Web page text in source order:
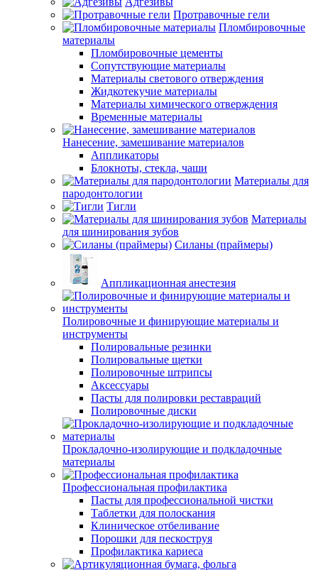
Протравочные гели
Пломбировочные
материалы
Пломбировочные цементы
Сопутствующие материалы
Материалы светового отверждения
Жидкотекучие материалы
Материалы химического отверждения
Временные материалы
Нанесение, замешивание материалов
Аппликаторы
Блокноты, стекла, чаши
Материалы для
пародонтологии
Тигли
Материалы
для шинирования зубов
Силаны (праймеры)
Аппликационная анестезия
Полировочные и финирующие материалы и
инструменты
Полировальные резинки
Полировальные щетки
Полировочные штрипсы
Аксессуары
Пасты для полировки реставраций
Полировочные диски
Прокладочно-изолирующие и подкладочные
материалы
Профессиональная профилактика
Пасты для профессиональной чистки
Таблетки для полоскания
Клиническое отбеливание
Порошки для пескоструя
Профилактика кариеса